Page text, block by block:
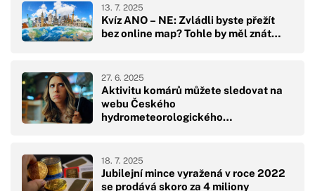
Kvíz ANO – NE: Zvládli byste přežít
bez online map? Tohle by měl znát…
13. 7. 2025
Aktivitu komárů můžete sledovat na
webu Českého
hydrometeorologického…
27. 6. 2025
Jubilejní mince vyražená v roce 2022
se prodává skoro za 4 miliony
18. 7. 2025